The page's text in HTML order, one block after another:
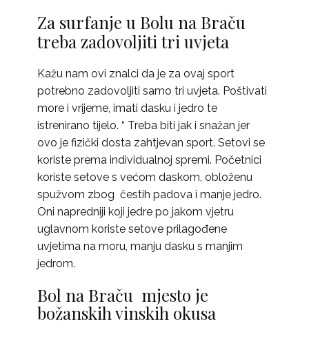
Za surfanje u Bolu na Braču
treba zadovoljiti tri uvjeta
Kažu nam ovi znalci da je za ovaj sport
potrebno zadovoljiti samo tri uvjeta. Poštivati
more i vrijeme, imati dasku i jedro te
istrenirano tijelo. “ Treba biti jak i snažan jer
ovo je fizički dosta zahtjevan sport. Setovi se
koriste prema individualnoj spremi. Početnici
koriste setove s većom daskom, obloženu
spužvom zbog čestih padova i manje jedro.
Oni napredniji koji jedre po jakom vjetru
uglavnom koriste setove prilagođene
uvjetima na moru, manju dasku s manjim
jedrom.
Bol na Braču mjesto je
božanskih vinskih okusa